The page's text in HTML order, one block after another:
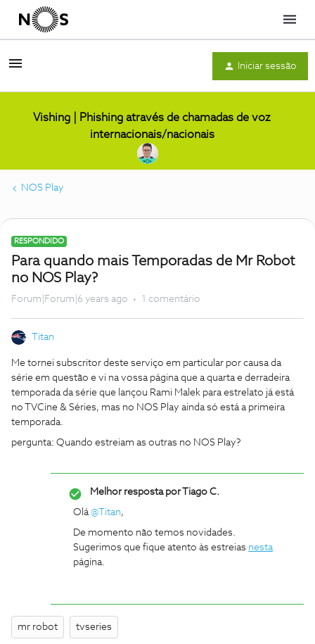
Menu
Iniciar sessão
Vishing | Phishing através de chamadas de voz
internacionais/nacionais
NOS Play
RESPONDIDO
Para quando mais Temporadas de Mr Robot
no NOS Play?
Forum|Forum|6 years ago 1 comentário
Titan
Me tornei subscritor deste serviço em particular por causa da
série em questão e vi na vossa página que a quarta e derradeira
temporada da série que lançou Rami Malek para estrelato já está
no TVCine & Séries, mas no NOS Play ainda só está a primeira
temporada.
pergunta: Quando estreiam as outras no NOS Play?
Melhor resposta porTiago C.
Olá@Titan,
De momento não temos novidades.
Sugerimos que fique atento às estreias nesta
página.
mr robot tvseries